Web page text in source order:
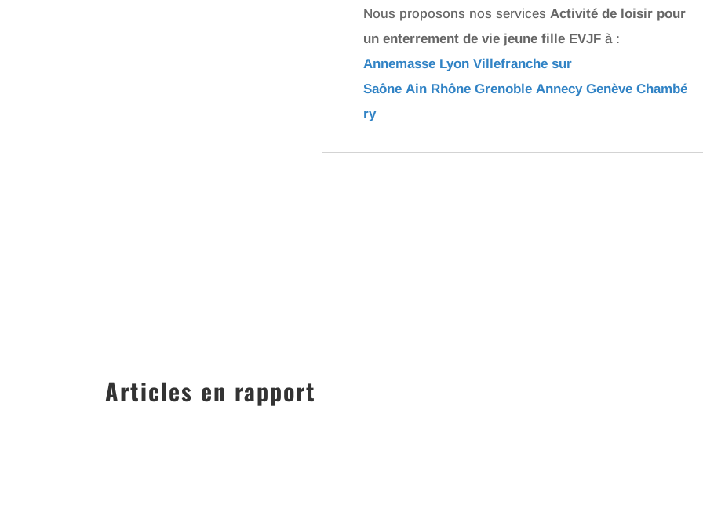
Nous proposons nos servicesActivité de loisir pour
un enterrement de vie jeune fille EVJF à :
Annemasse LyonVillefranche sur
SaôneAin RhôneGrenobleAnnecyGenèveChambé
ry
Articles en rapport